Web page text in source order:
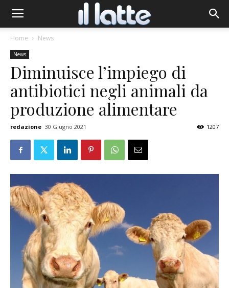
Home News
News
Diminuisce l’impiego di
antibiotici negli animali da
produzione alimentare
redazione 30 Giugno 2021 1207